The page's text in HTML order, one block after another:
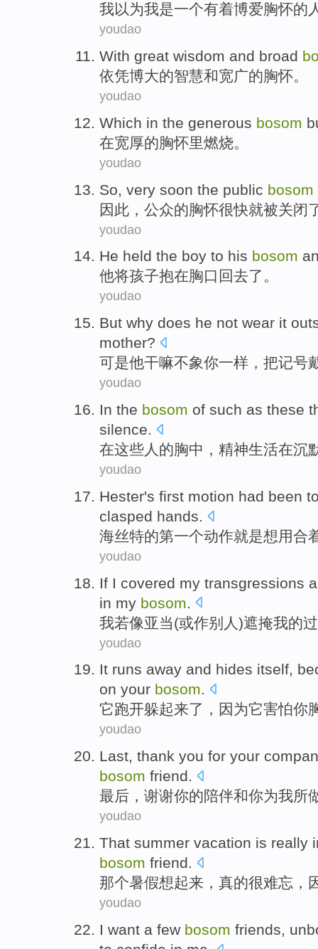
我以为我是一个有着博爱胸怀的
youdao
With great wisdom and broad
依凭博大的智慧和宽广的胸怀。
youdao
Which in the generous bosom
在宽厚的胸怀里燃烧。
youdao
So very soon the public bosom
因此 ， 公众的胸怀很快就被关闭
youdao
He held the boy to his bosom
他将孩子抱在胸口 回去了。
youdao
But why does he not wear it
mother?
可是他干嘛不象你一样，把记号
youdao
In the bosom of such as these
silence.
在这些人 的胸中 ， 精神生活在沉
youdao
Hester's first motion had been
clasped hands.
海丝特的第一个动作就是想用合
youdao
If I covered my transgressions
in my bosom
我若像亚当(或作别人)遮掩我的过
youdao
It runs away and hides itself,
on your bosom.
它跑开躲起来了， 因为它害怕你
youdao
Last, thank you for your
bosom friend.
最后 ， 谢谢你的陪伴和你为我所
youdao
That summer vacation is really
bosom friend.
那个暑假想起来，真的很难忘 ，
youdao
I want a few bosom friends,